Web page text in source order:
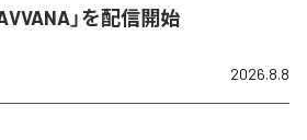
」を配信開始
2026.8.8